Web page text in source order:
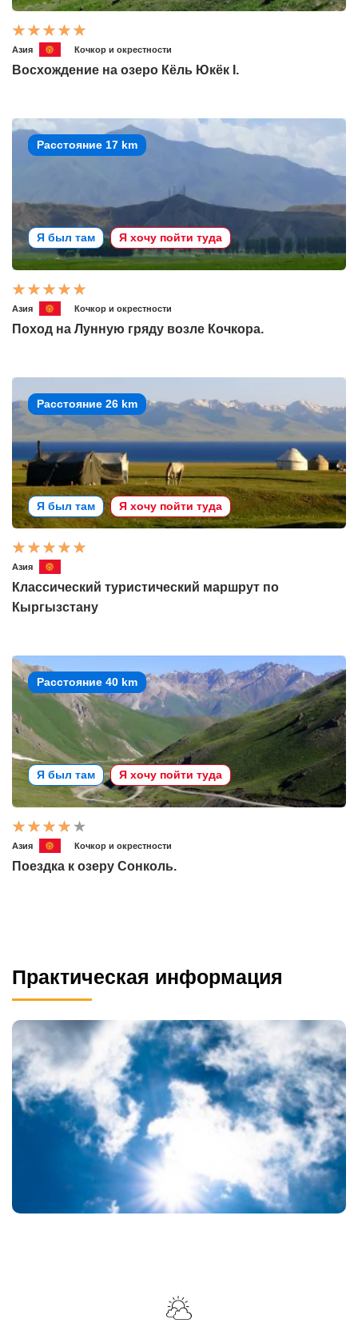
Азия Кочкор и окрестности
Восхождение на озеро Кёль Юкёк I.
Расстояние 17 km
Я был там Я хочу пойти туда
Азия Кочкор и окрестности
Поход на Лунную гряду возле Кочкора.
Расстояние 26 km
Я был там Я хочу пойти туда
Азия
Классический туристический маршрут по
Кыргызстану
Расстояние 40 km
Я был там Я хочу пойти туда
Азия Кочкор и окрестности
Поездка к озеру Сонколь.
Практическая информация